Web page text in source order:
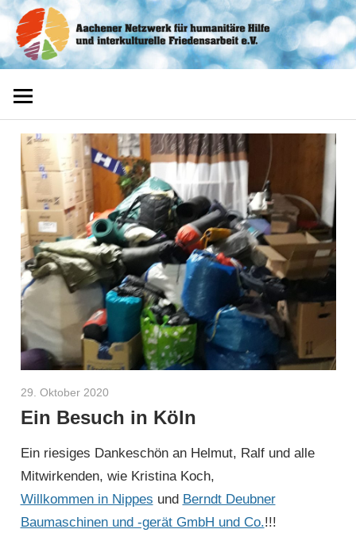
Zum
Inhalt
springen
Aachener
Netzwerk
29. Oktober 2020
Ein Besuch in Köln
Ein riesiges Dankeschön an Helmut, Ralf und alle
Mitwirkenden, wie Kristina Koch,
Willkommen in Nippes und Berndt Deubner
Baumaschinen und -gerät GmbH und Co.!!!